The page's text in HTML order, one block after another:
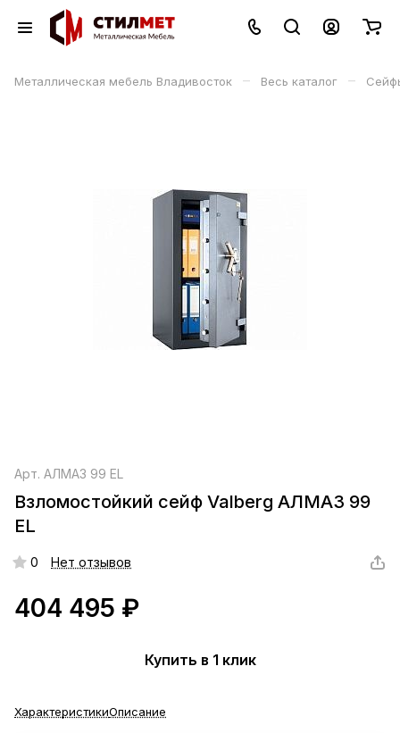
Металлическая мебель Владивосток – Весь каталог –
Арт. АЛМАЗ 99 EL
Взломостойкий сейф Valberg АЛМАЗ 99
EL
0 Нет отзывов
404 495 ₽
Купить в 1 клик
ХарактеристикиОписание